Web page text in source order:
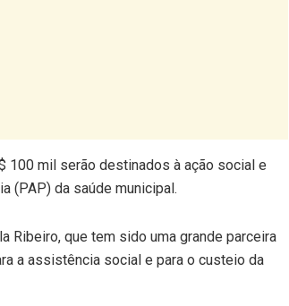
100 mil serão destinados à ação social e
(PAP) da saúde municipal.
Ribeiro, que tem sido uma grande parceira
a assistência social e para o custeio da